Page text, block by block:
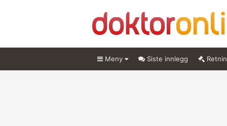
Meny Siste innlegg